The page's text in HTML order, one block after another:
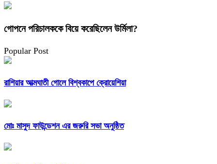
গোপনে পরিচালককে বিয়ে করেছিলেন উর্মিলা?
Popular Post
রাশিয়ার আত্মঘাতী গোলে বিশ্বকাপে ক্রোয়েশিয়া
মোঃ মাসুদ ফাউন্ডেশন এর জরুরি সভা অনুষ্ঠিত